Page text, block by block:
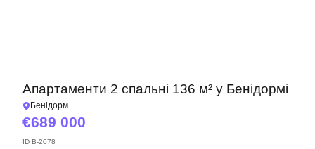
Апартаменти 2 спальні 136 м² у Бенідормі
Бенідорм
689 000
ID B-2078